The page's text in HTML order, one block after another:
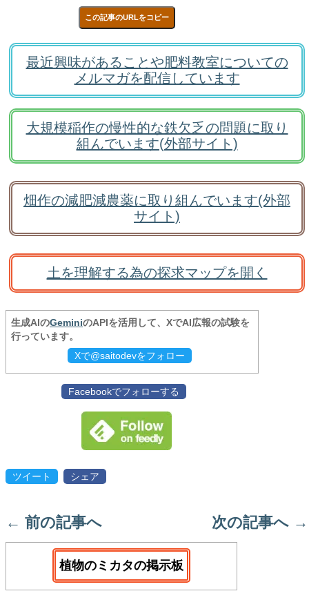
この記事のURLをコピー
最近興味があることや肥料教室についての
メルマガを配信しています
大規模稲作の慢性的な鉄欠乏の問題に取り
組んでいます(外部サイト)
畑作の減肥減農薬に取り組んでいます(外部
サイト)
土を理解する為の探求マップを開く
生成AIのGeminiのAPIを活用して、XでAI広報の試験を
行っています。
Xで@saitodevをフォロー
Facebookでフォローする
ツイート シェア
← 前の記事へ 次の記事へ →
植物のミカタの掲示板